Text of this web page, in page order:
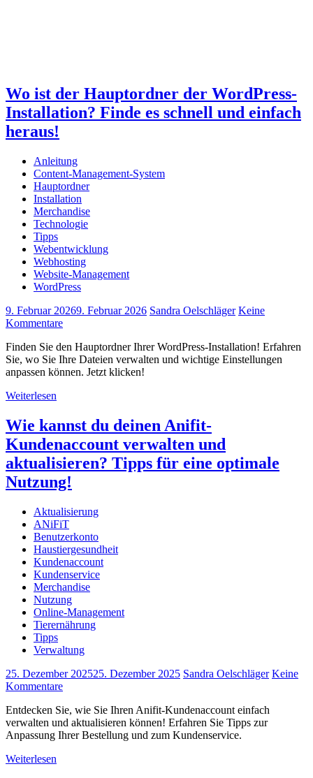
Wo ist der Hauptordner der WordPress-
Installation? Finde es schnell und einfach
heraus!
Anleitung
Content-Management-System
Hauptordner
Installation
Merchandise
Technologie
Tipps
Webentwicklung
Webhosting
Website-Management
WordPress
9. Februar 20269. Februar 2026 Sandra Oelschläger Keine
Kommentare
Finden Sie den Hauptordner Ihrer WordPress-Installation! Erfahren
Sie, wo Sie Ihre Dateien verwalten und wichtige Einstellungen
anpassen können. Jetzt klicken!
Weiterlesen
Wie kannst du deinen Anifit-
Kundenaccount verwalten und
aktualisieren? Tipps für eine optimale
Nutzung!
Aktualisierung
ANiFiT
Benutzerkonto
Haustiergesundheit
Kundenaccount
Kundenservice
Merchandise
Nutzung
Online-Management
Tierernährung
Tipps
Verwaltung
25. Dezember 202525. Dezember 2025 Sandra Oelschläger Keine
Kommentare
Entdecken Sie, wie Sie Ihren Anifit-Kundenaccount einfach
verwalten und aktualisieren können! Erfahren Sie Tipps zur
Anpassung Ihrer Bestellung und zum Kundenservice.
Weiterlesen